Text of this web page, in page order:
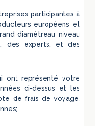
participantes à
européens et
diamètreau niveau
des experts, et des
représenté votre
ci-dessus et les
de frais de voyage,